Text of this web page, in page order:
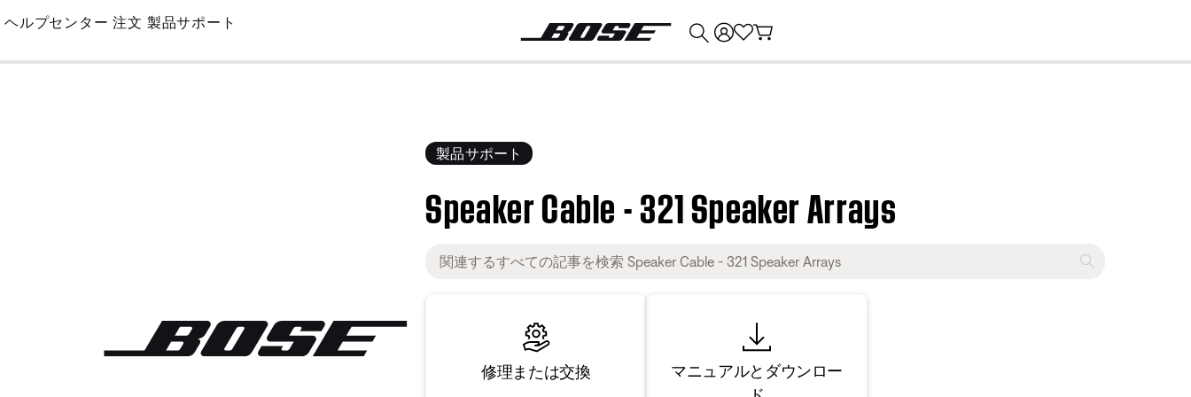
Skip
Main
ヘルプセンター 注文 製品サポート
製品サポート
Speaker Cable - 321 Speaker Arrays
修理または交換
マニュアルとダウンロー